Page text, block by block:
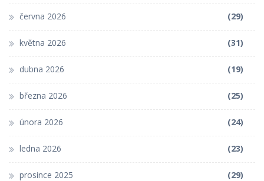
června 2026 (29)
května 2026 (31)
dubna 2026 (19)
března 2026 (25)
února 2026 (24)
ledna 2026 (23)
prosince 2025 (29)